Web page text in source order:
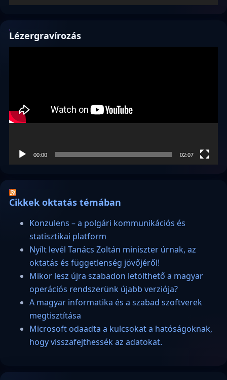
Lézergravírozás
00:00 02:07
Cikkek oktatás témában
Konzulens – a polgári kommunikációs és
statisztikai platform
Nyílt levél Tanács Zoltán miniszter úrnak, az
oktatás és függetlenség jövőjéről!
Mikor lesz újra szabadon letölthető a magyar
operációs rendszerünk újabb verziója?
A magyar informatika és a szabad szoftverek
megtisztítása
Microsoft odaadta a kulcsokat a hatóságoknak,
hogy visszafejthessék az adatokat.